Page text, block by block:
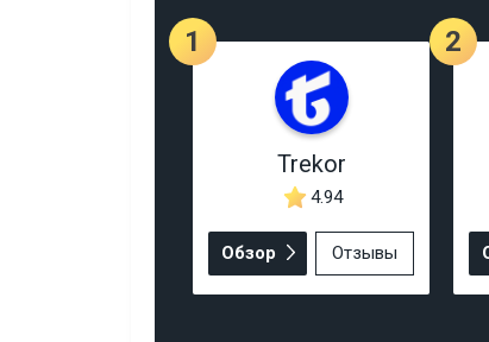
1
Trekor
4.94
Обзор Отзывы
2